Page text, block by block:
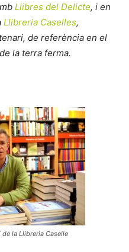
Llibres del Delicte, i en
Llibreria Caselles,
de referència en el
la terra ferma.
la Llibreria Caselle